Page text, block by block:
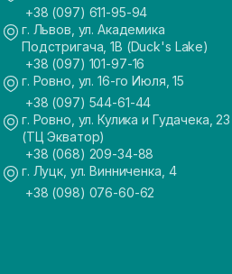
+38 (097) 611-95-94
г. Львов, ул. Академика
Подстригача, 1В (Duck's Lake)
+38 (097) 101-97-16
г. Ровно, ул. 16-го Июля, 15
+38 (097) 544-61-44
г. Ровно, ул. Кулика и Гудачека, 23
(ТЦ Экватор)
+38 (068) 209-34-88
г. Луцк, ул. Винниченка, 4
+38 (098) 076-60-62